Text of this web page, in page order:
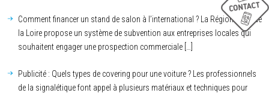
Comment financer un stand de salon à l’international ? La Région Pays de
la Loire propose un système de subvention aux entreprises locales qui
souhaitent engager une prospection commerciale […]
Publicité : Quels types de covering pour une voiture ? Les professionnels
de la signalétique font appel à plusieurs matériaux et techniques pour